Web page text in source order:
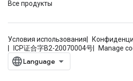
Все продукты
Условия использования
ICP证合字B2-20070004号
Manage